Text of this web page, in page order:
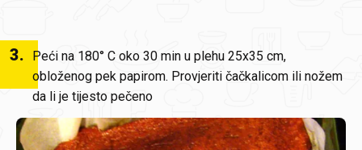
3.
Peći na 180° C oko 30 min u plehu 25x35 cm,
obloženog pek papirom. Provjeriti čačkalicom ili nožem
da li je tijesto pečeno